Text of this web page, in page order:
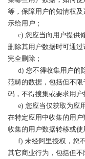
等，保障用户的知情权
示给用户；
c) 您应当向用户提供
删除其用户数据时可通
完全删除；
d) 您不得收集用户的
范畴的数据，包括但不
码，不得搜集或要求用户
e) 您应当仅获取为应
在特定应用中收集的用
收集的用户数据转移或使
f) 未经阿里授权，您不
其它商业行为，包括但不